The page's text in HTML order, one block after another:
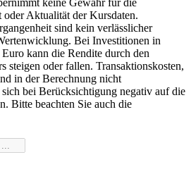
keine Gewähr für die
Aktualität der Kursdaten.
sind kein verlässlicher
Bei Investitionen in
kann die Rendite durch den
steigen oder fallen. Transaktionskosten,
in der Berechnung nicht
bei Berücksichtigung negativ auf die
Bitte beachten Sie auch die